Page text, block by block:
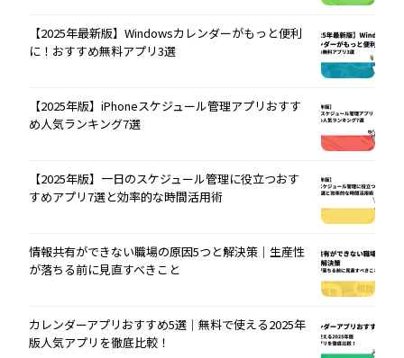
【2025年最新版】Windowsカレンダーがもっと便利
に！おすすめ無料アプリ3選
【2025年版】iPhoneスケジュール管理アプリおすす
め人気ランキング7選
【2025年版】一日のスケジュール管理に役立つおす
すめアプリ7選と効率的な時間活用術
情報共有ができない職場の原因5つと解決策｜生産性
が落ちる前に見直すべきこと
カレンダーアプリおすすめ5選｜無料で使える2025年
版人気アプリを徹底比較！